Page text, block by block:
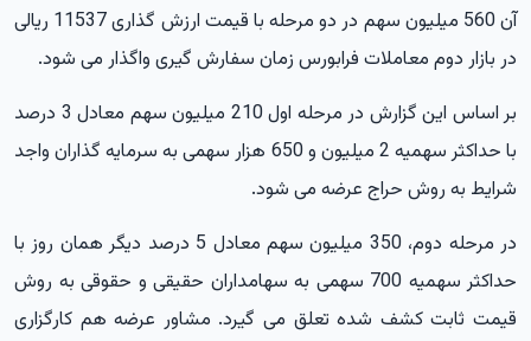
آن 560 میلیون سهم در دو مرحله با قیمت ارزش گذاری 11537 ریالی
در بازار دوم معاملات فرابورس زمان سفارش گیری واگذار می شود.
بر اساس این گزارش در مرحله اول 210 میلیون سهم معادل 3 درصد
با حداکثر سهمیه 2 میلیون و 650 هزار سهمی به سرمایه گذاران واجد
شرایط به روش حراج عرضه می شود.
در مرحله دوم، 350 میلیون سهم معادل 5 درصد دیگر همان روز با
حداکثر سهمیه 700 سهمی به سهامداران حقیقی و حقوقی به روش
قیمت ثابت کشف شده تعلق می گیرد. مشاور عرضه هم کارگزاری